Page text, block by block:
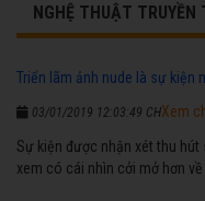
NGHỆ THUẬT TRUYỀN
Triển lãm ảnh nude là sự kiện
03/01/2019 12:03:49 CH
Sự kiện được nhận xét thu
xem có cái nhìn cởi mở hơn về
Xem